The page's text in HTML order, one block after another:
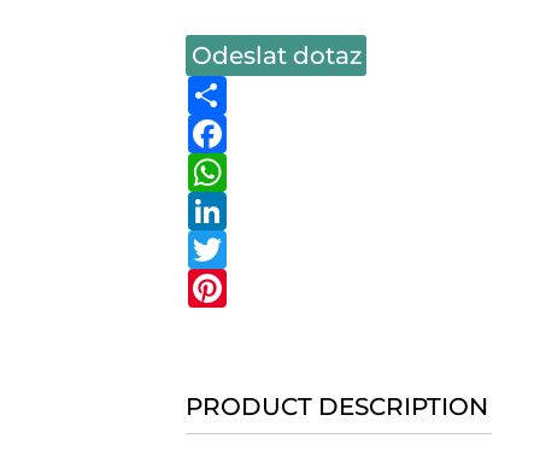
Odeslat dotaz
PRODUCT DESCRIPTION